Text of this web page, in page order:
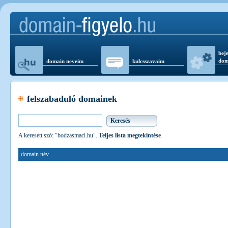
domain neveim kulcsszavaim
felszabaduló domainek
A keresett szó: "bodzasmaci.hu". Teljes lista megtekintése
domain név